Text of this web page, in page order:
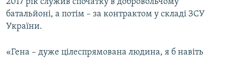
батальйоні, а потім – за контрактом у складі ЗСУ
України.
«Гена – дуже цілеспрямована людина, я б навіть